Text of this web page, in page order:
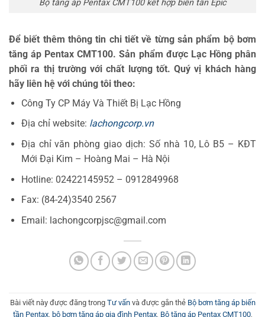
Bộ tăng áp Pentax CMT100 kết hợp biến tần Epic
Để biết thêm thông tin chi tiết về từng sản phẩm bộ bơm
tăng áp Pentax CMT100. Sản phẩm được Lạc Hồng phân
phối ra thị trường với chất lượng tốt. Quý vị khách hàng
hãy liên hệ với chúng tôi theo:
Công Ty CP Máy Và Thiết Bị Lạc Hồng
Địa chỉ website: lachongcorp.vn
Địa chỉ văn phòng giao dịch: Số nhà 10, Lô B5 – KĐT
Mới Đại Kim – Hoàng Mai – Hà Nội
Hotline: 02422145952 – 0912849968
Fax: (84-24)3540 2567
Email: lachongcorpjsc@gmail.com
Bài viết này được đăng trong Tư vấnvà được gắn thẻ Bộ bơm tăng áp biến
tần Pentax, bộ bơm tăng áp gia đình Pentax, Bộ tăng áp Pentax CMT100,